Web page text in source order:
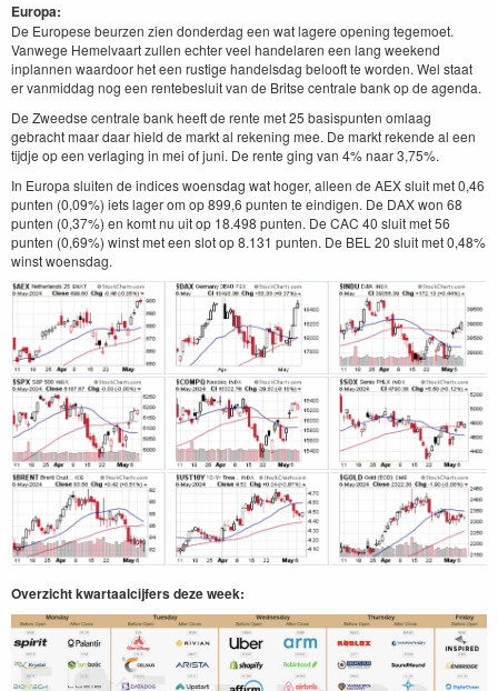
Europa:
De Europese beurzen zien donderdag een wat lagere opening tegemoet.
Vanwege Hemelvaart zullen echter veel handelaren een lang weekend
inplannen waardoor het een rustige handelsdag belooft te worden. Wel staat
er vanmiddag nog een rentebesluit van de Britse centrale bank op de agenda.
De Zweedse centrale bank heeft de rente met 25 basispunten omlaag
gebracht maar daar hield de markt al rekening mee. De markt rekende al een
tijdje op een verlaging in mei of juni. De rente ging van 4% naar 3,75%.
In Europa sluiten de indices woensdag wat hoger, alleen de AEX sluit met 0,46
punten (0,09%) iets lager om op 899,6 punten te eindigen. De DAX won 68
punten (0,37%) en komt nu uit op 18.498 punten. De CAC 40 sluit met 56
punten (0,69%) winst met een slot op 8.131 punten. De BEL 20 sluit met 0,48%
winst woensdag.
Overzicht kwartaalcijfers deze week: